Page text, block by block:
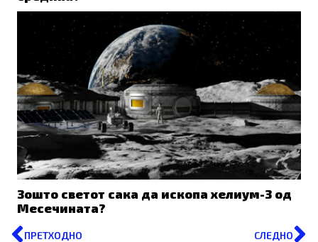
Зошто светот сака да ископа хелиум-3 од
Месечината?
Prev
ПРЕТХОДНО СЛЕДНО